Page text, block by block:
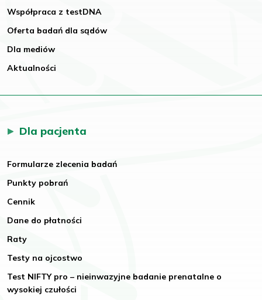
Współpraca z testDNA
Oferta badań dla sądów
Dla mediów
Aktualności
Dla pacjenta
Formularze zlecenia badań
Punkty pobrań
Cennik
Dane do płatności
Raty
Testy na ojcostwo
Test NIFTY pro – nieinwazyjne badanie prenatalne o
wysokiej czułości